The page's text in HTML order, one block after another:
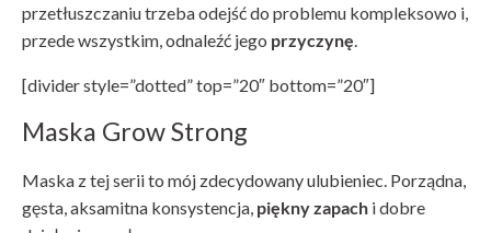
przetłuszczaniu trzeba odejść do problemu kompleksowo i,
przede wszystkim, odnaleźć jego przyczynę
[divider style=”dotted” top=”20″ bottom=”20″]
Maska Grow Strong
Maska z tej serii to mój zdecydowany ulubieniec. Porządna,
gęsta, aksamitna konsystencja, piękny zapach i dobre